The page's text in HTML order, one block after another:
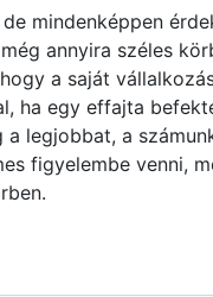
mindenképpen
annyira széles
a saját
ha egy effajta
legjobbat, a
figyelembe venni,